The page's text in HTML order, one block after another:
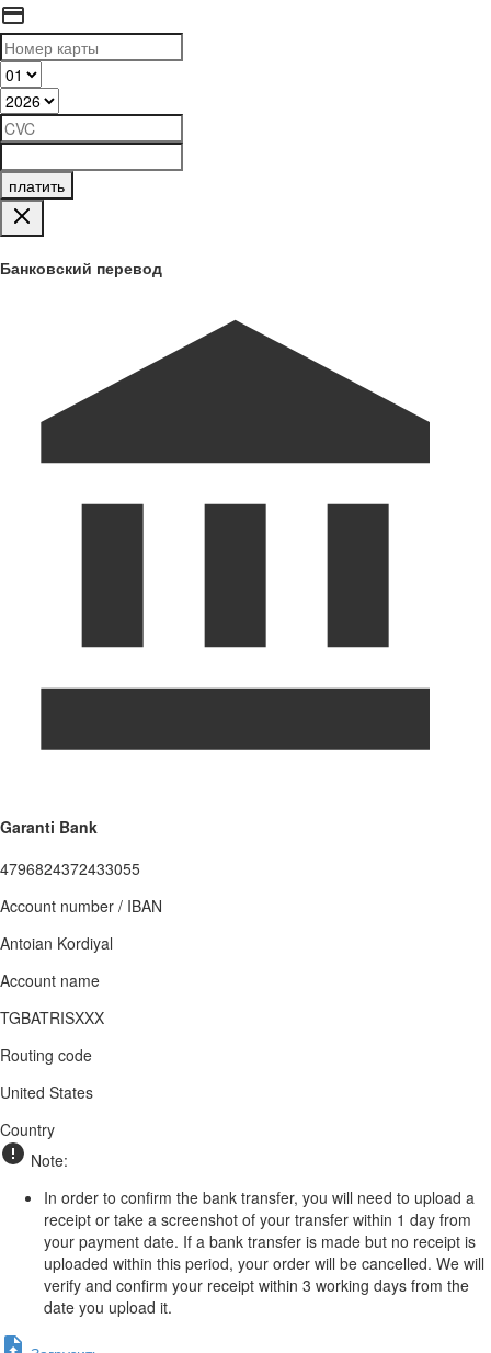
платить
Банковский перевод
Garanti Bank
4796824372433055
Account number / IBAN
Antoian Kordiyal
Account name
TGBATRISXXX
Routing code
United States
Country
Note:
In order to confirm the bank transfer, you will need to upload a
receipt or take a screenshot of your transfer within 1 day from
your payment date. If a bank transfer is made but no receipt is
uploaded within this period, your order will be cancelled. We will
verify and confirm your receipt within 3 working days from the
date you upload it.